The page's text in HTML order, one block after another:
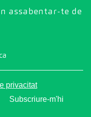
assabentar-te de
privacitat
Subscriure-m'hi